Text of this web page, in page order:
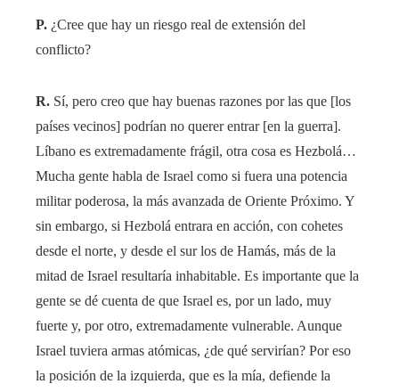
P. ¿Cree que hay un riesgo real de extensión del
conflicto?
R. Sí, pero creo que hay buenas razones por las que [los
países vecinos] podrían no querer entrar [en la guerra].
Líbano es extremadamente frágil, otra cosa es Hezbolá…
Mucha gente habla de Israel como si fuera una potencia
militar poderosa, la más avanzada de Oriente Próximo. Y
sin embargo, si Hezbolá entrara en acción, con cohetes
desde el norte, y desde el sur los de Hamás, más de la
mitad de Israel resultaría inhabitable. Es importante que la
gente se dé cuenta de que Israel es, por un lado, muy
fuerte y, por otro, extremadamente vulnerable. Aunque
Israel tuviera armas atómicas, ¿de qué servirían? Por eso
la posición de la izquierda, que es la mía, defiende la